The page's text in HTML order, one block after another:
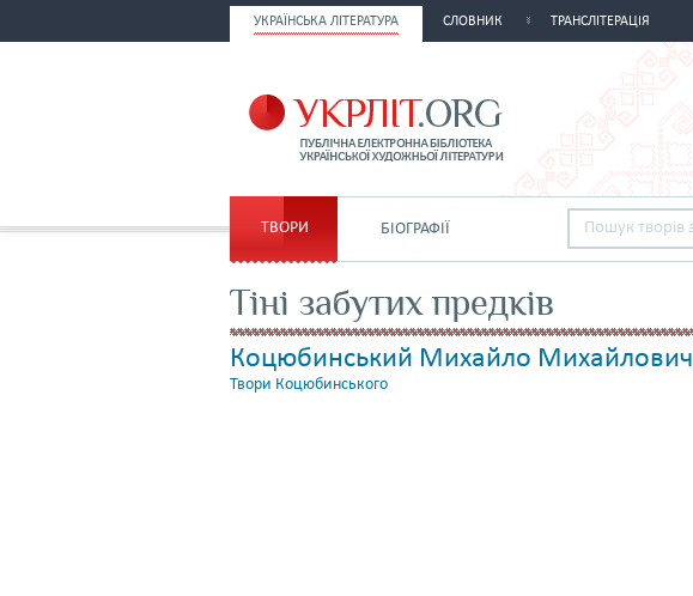
УКРАЇНСЬКА ЛІТЕРАТУРА СЛОВНИК ТРАНСЛІТЕРАЦІЯ
ТВОРИ БІОГРАФІЇ
Тіні забутих предків
Коцюбинський Михайло Михайлович
Твори Коцюбинського